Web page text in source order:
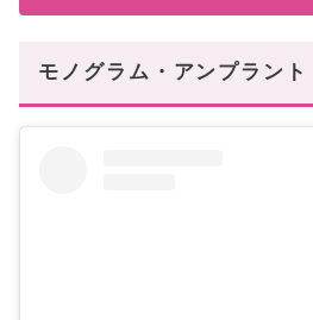
モノグラム・アンプラント